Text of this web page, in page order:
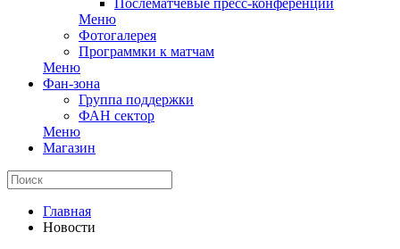
Послематчевые пресс-конференции
Меню
Фотогалерея
Программки к матчам
Меню
Фан-зона
Группа поддержки
ФАН сектор
Меню
Магазин
Главная
Новости